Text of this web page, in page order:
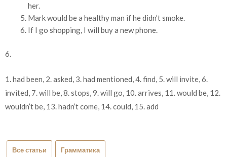
her.
Mark would be a healthy man if he didn’t smoke.
If I go shopping, I will buy a new phone.
6.
1. had been, 2. asked, 3. had mentioned, 4. find, 5. will invite, 6.
invited, 7. will be, 8. stops, 9. will go, 10. arrives, 11. would be, 12.
wouldn’t be, 13. hadn’t come, 14. could, 15. add
Все статьи Грамматика